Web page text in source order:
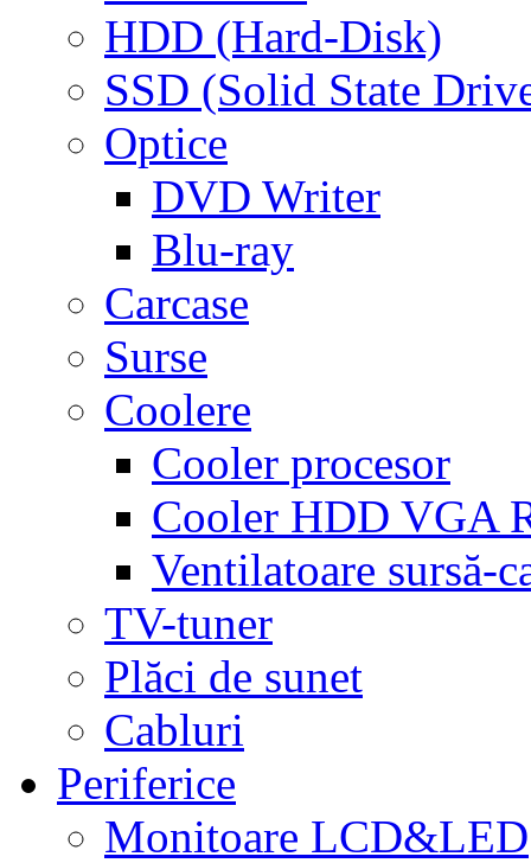
HDD (Hard-Disk)
SSD (Solid State
Optice
DVD Writer
Blu-ray
Carcase
Surse
Coolere
Cooler procesor
Cooler HDD VGA
Ventilatoare sursă-
TV-tuner
Plăci de sunet
Cabluri
Periferice
Monitoare LCD&LED